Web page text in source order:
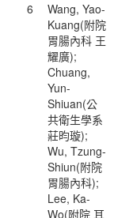
6
Wang, Yao-
Kuang(附院
胃腸內科 王
耀廣);
Chuang,
Yun-
Shiuan(公
共衛生學系
莊昀璇);
Wu, Tzung-
Shiun(附院
胃腸內科);
Lee, Ka-
Wo(附院 耳